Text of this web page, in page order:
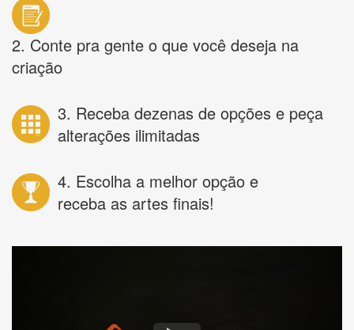
2. Conte pra gente o que você deseja na
criação
3. Receba dezenas de opções e peça
alterações ilimitadas
4. Escolha a melhor opção e
receba as artes finais!